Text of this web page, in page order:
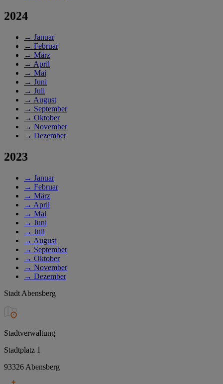
2024
→ Januar
→ Februar
→ März
→ April
→ Mai
→ Juni
→ Juli
→ August
→ September
→ Oktober
→ November
→ Dezember
2023
→ Januar
→ Februar
→ März
→ April
→ Mai
→ Juni
→ Juli
→ August
→ September
→ Oktober
→ November
→ Dezember
Stadt Abensberg
Stadtverwaltung
Stadtplatz 1
93326 Abensberg